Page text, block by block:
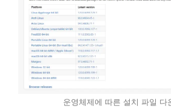
운영체제에 따른 설치 파일 다